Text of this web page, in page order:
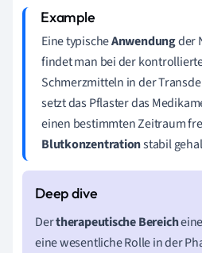
Eine typischeAnwendungder
findet man bei der
Schmerzmitteln in der
setzt das Pflaster das
einen bestimmten Zeitraum
Blutkonzentrationstabil
Dertherapeutische Bereich
eine wesentliche Rolle in der